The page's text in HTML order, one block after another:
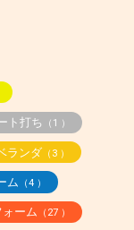
ト打ち （1 ）
ランダ （3 ）
ム （4 ）
ーム （27 ）